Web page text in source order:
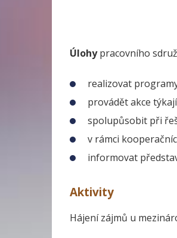
Úlohypracovního
realizovat
provádět akce
spolupůsobit při
v rámci
informovat
Aktivity
Hájení zájmů u